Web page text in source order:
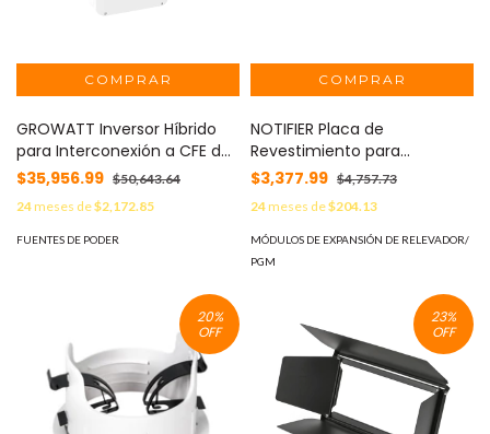
GROWATT Inversor Híbrido
para Interconexión a CFE de
11.4 kW con Salida de 220
Vca, Módulo Wifi Incluido
MOD: MIN11400TLXHUS
$35,956.99 $50,643.64
24meses de$2,172.85
FUENTES DE PODER
NOTIFIER Placa de
Revestimiento para
Anunciadores ACM-30 / para
Panel N16X / Serie INSPIRE de
NOTIFIER / Color Negro MOD:
DP-4A
$3,377.99 $4,757.73
24meses de$204.13
MÓDULOS DE EXPANSIÓN DE RELEVADOR/
PGM
20%
OFF
23%
OFF